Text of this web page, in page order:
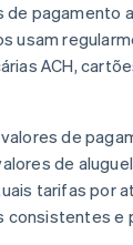
de pagamento
usam
ACH,
de
de
tarifas por
consistentes e